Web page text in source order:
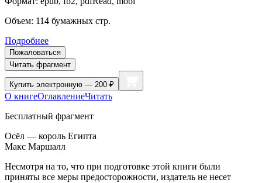
Объем: 114 бумажных стр.
Подробнее
Пожаловаться
Читать фрагмент
Купить электронную — 200 ₽
О книгеОглавлениеЧитать
Бесплатный фрагмент
Осёл — король Египта
Макс Маршалл
Несмотря на то, что при подготовке этой книги были
приняты все меры предосторожности, издатель не несет